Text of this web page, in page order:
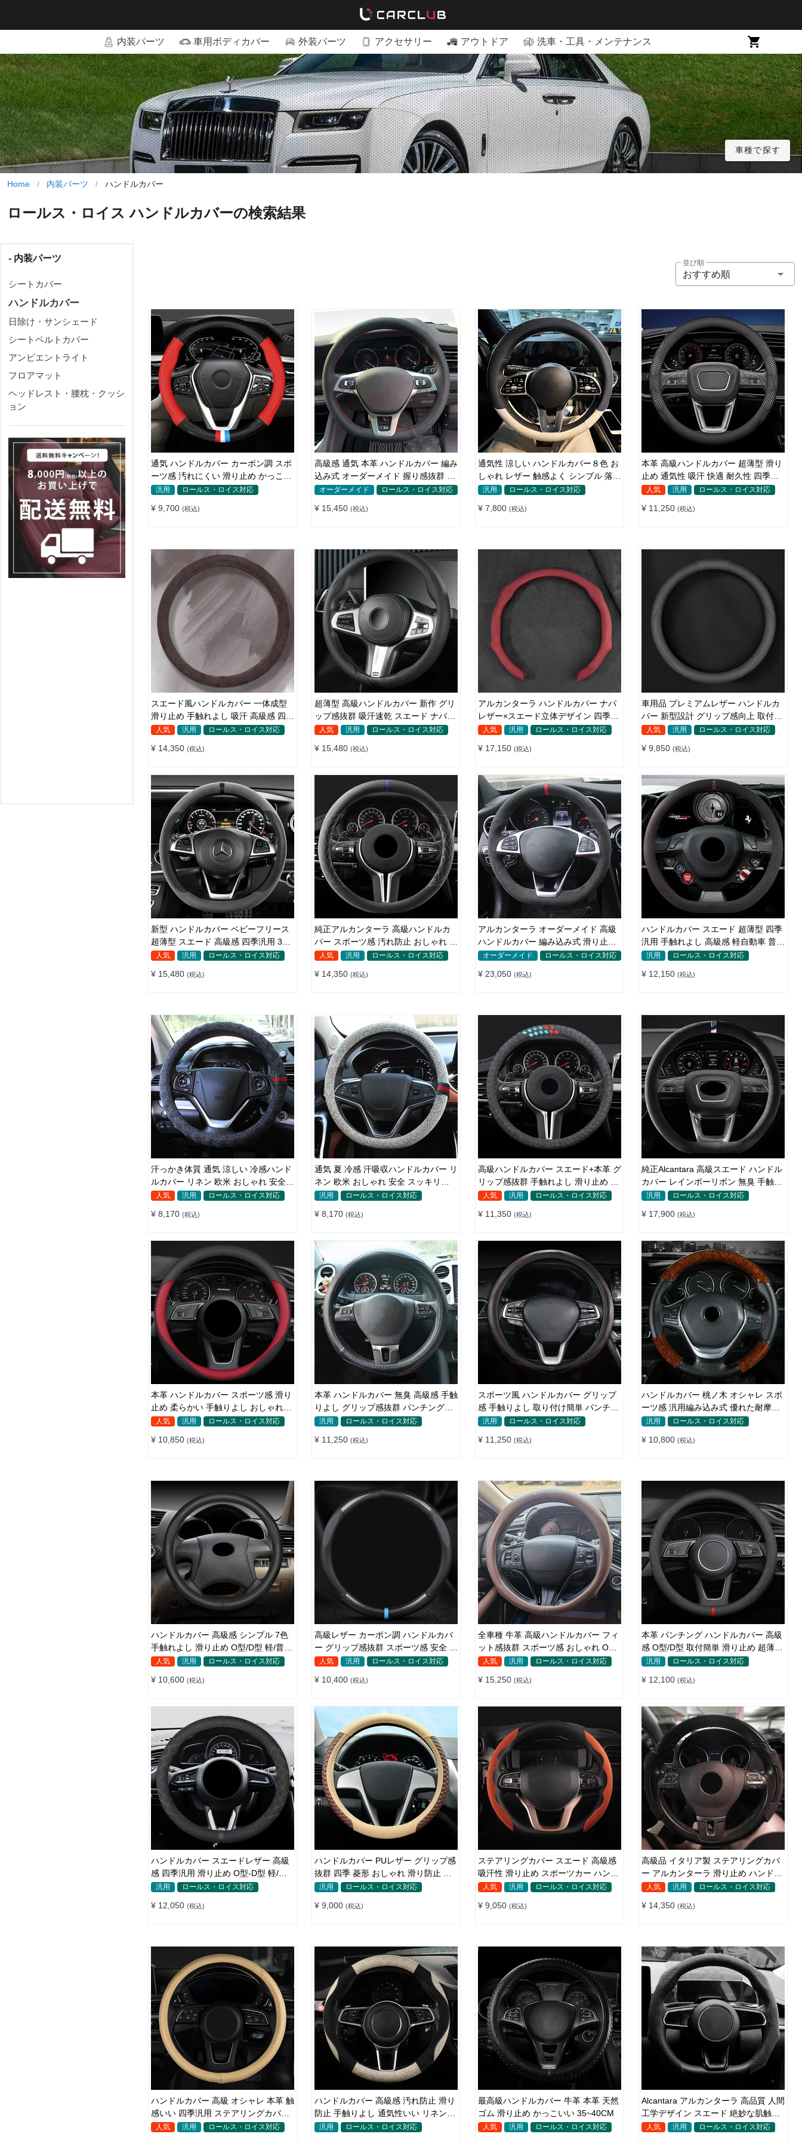
内装パーツ 車用ボディカバー 外装パーツ アクセサリー アウトドア 洗車・工具・メンテナンス
車種で探す
Home / 内装パーツ / ハンドルカバー
ロールス・ロイス ハンドルカバーの検索結果
- 内装パーツ
シートカバー
ハンドルカバー
日除け・サンシェード
シートベルトカバー
アンビエントライト
フロアマット
ヘッドレスト・腰枕・クッシ
ョン
並び順
おすすめ順
通気 ハンドルカバー カーボン調 スポ
ーツ感 汚れにくい 滑り止め かっこい
い 取り付け簡単 38CM
汎用 ロールス・ロイス対応
¥ 9,700 (税込)
高級感 通気 本革 ハンドルカバー 編み
込み式 オーダーメイド 握り感抜群 操
作性アップ
オーダーメイド ロールス・ロイス対応
¥ 15,450 (税込)
通気性 涼しい ハンドルカバー８色 お
しゃれ レザー 触感よく シンブル 落ち
着いた気品 35~40CM
汎用 ロールス・ロイス対応
¥ 7,800 (税込)
本革 高級ハンドルカバー 超薄型 滑り
止め 通気性 吸汗 快適 耐久性 四季汎
用 35~40CM
人気 汎用 ロールス・ロイス対応
¥ 11,250 (税込)
スエード風ハンドルカバー 一体成型
滑り止め 手触れよし 吸汗 高級感 四季
汎用 35~38CM
人気 汎用 ロールス・ロイス対応
¥ 14,350 (税込)
超薄型 高級ハンドルカバー 新作 グリ
ップ感抜群 吸汗速乾 スエード ナパレ
ザー 通年使用 37~38CM
人気 汎用 ロールス・ロイス対応
¥ 15,480 (税込)
アルカンターラ ハンドルカバー ナパ
レザー×スエード立体デザイン 四季汎
用 O/D型兼用 38-40cm
人気 汎用 ロールス・ロイス対応
¥ 17,150 (税込)
車用品 プレミアムレザー ハンドルカ
バー 新型設計 グリップ感向上 取付簡
単 滑り止め 36〜38cm
人気 汎用 ロールス・ロイス対応
¥ 9,850 (税込)
新型 ハンドルカバー ベビーフリース
超薄型 スエード 高級感 四季汎用 3色
展開 38CM
人気 汎用 ロールス・ロイス対応
¥ 15,480 (税込)
純正アルカンターラ 高級ハンドルカ
バー スポーツ感 汚れ防止 おしゃれ 全
車種対応 37~38CM
人気 汎用 ロールス・ロイス対応
¥ 14,350 (税込)
アルカンターラ オーダーメイド 高級
ハンドルカバー 編み込み式 滑り止め
フィット感
オーダーメイド ロールス・ロイス対応
¥ 23,050 (税込)
ハンドルカバー スエード 超薄型 四季
汎用 手触れよし 高級感 軽自動車 普通
車 O/D型 36~39.5CM
汎用 ロールス・ロイス対応
¥ 12,150 (税込)
汗っかき体質 通気 涼しい 冷感ハンド
ルカバー リネン 欧米 おしゃれ 安全
38CM
人気 汎用 ロールス・ロイス対応
¥ 8,170 (税込)
通気 夏 冷感 汗吸収ハンドルカバー リ
ネン 欧米 おしゃれ 安全 スッキリ
Ｏ/D型汎用 37~38CM
汎用 ロールス・ロイス対応
¥ 8,170 (税込)
高級ハンドルカバー スエード+本革 グ
リップ感抜群 手触れよし 滑り止め O
形/D型 36-40CM
人気 汎用 ロールス・ロイス対応
¥ 11,350 (税込)
純正Alcantara 高級スエード ハンドル
カバー レインボーリボン 無臭 手触り
おしゃれ 37~39CM
汎用 ロールス・ロイス対応
¥ 17,900 (税込)
本革 ハンドルカバー スポーツ感 滑り
止め 柔らかい 手触りよし おしゃれ
軽/普自動車 38CM
人気 汎用 ロールス・ロイス対応
¥ 10,850 (税込)
本革 ハンドルカバー 無臭 高級感 手触
りよし グリップ感抜群 パンチング加
工 通気性 35-40CM
汎用 ロールス・ロイス対応
¥ 11,250 (税込)
スポーツ風 ハンドルカバー グリップ
感 手触りよし 取り付け簡単 パンチン
グ加工 35-40CM
汎用 ロールス・ロイス対応
¥ 11,250 (税込)
ハンドルカバー 桃ノ木 オシャレ スポ
ーツ感 汎用編み込み式 優れた耐摩耗
性 38CM
汎用 ロールス・ロイス対応
¥ 10,800 (税込)
ハンドルカバー 高級感 シンプル 7色
手触れよし 滑り止め O型/D型 軽/普自
動車 38CM
人気 汎用 ロールス・ロイス対応
¥ 10,600 (税込)
高級レザー カーボン調 ハンドルカバ
ー グリップ感抜群 スポーツ感 安全 耐
久性 38CM
人気 汎用 ロールス・ロイス対応
¥ 10,400 (税込)
全車種 牛革 高級ハンドルカバー フィ
ット感抜群 スポーツ感 おしゃれ O
型/D型 37~38CM
人気 汎用 ロールス・ロイス対応
¥ 15,250 (税込)
本革 パンチング ハンドルカバー 高級
感 O型/D型 取付簡単 滑り止め 超薄い
38CM
汎用 ロールス・ロイス対応
¥ 12,100 (税込)
ハンドルカバー スエードレザー 高級
感 四季汎用 滑り止め O型-D型 軽/普
自動車 SUV 37~38CM
汎用 ロールス・ロイス対応
¥ 12,050 (税込)
ハンドルカバー PUレザー グリップ感
抜群 四季 菱形 おしゃれ 滑り防止 触
感よく 菱形の刺繍 35~38CM
汎用 ロールス・ロイス対応
¥ 9,000 (税込)
ステアリングカバー スエード 高級感
吸汗性 滑り止め スポーツカー ハンド
ルカバー 37~38CM
人気 汎用 ロールス・ロイス対応
¥ 9,050 (税込)
高級品 イタリア製 ステアリングカバ
ー アルカンターラ 滑り止め ハンドル
カバー 35~40CM
人気 汎用 ロールス・ロイス対応
¥ 14,350 (税込)
ハンドルカバー 高級 オシャレ 本革 触
感いい 四季汎用 ステアリングカバー
38CM
人気 汎用 ロールス・ロイス対応
ハンドルカバー 高級感 汚れ防止 滑り
防止 手触りよし 通気性いい リネン素
材 上質 37~38cm
汎用 ロールス・ロイス対応
最高級ハンドルカバー 牛革 本革 天然
ゴム 滑り止め かっこいい 35~40CM
人気 汎用 ロールス・ロイス対応
Alcantara アルカンターラ 高品質 人間
工学デザイン スエード 絶妙な肌触り
O/D型兼用 37~38CM
人気 汎用 ロールス・ロイス対応